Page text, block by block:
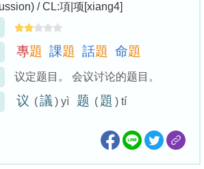
/ CL:項|项[xiang4]
專題 課題 話題 命題
议定题目。 会议讨论的题目。
议 (議 ) yì 题 ( 題 ) tí